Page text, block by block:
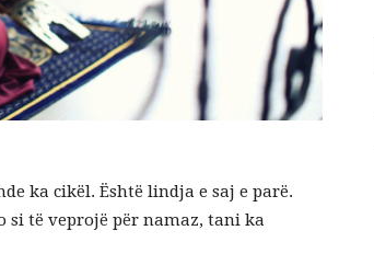
islame
ka cikël. Është lindja e saj e parë.
si të veprojë për namaz, tani ka